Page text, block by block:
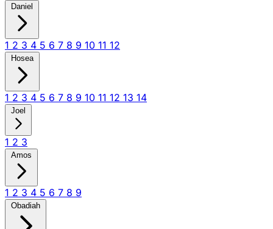
Daniel
1 2 3 4 5 6 7 8 9 10 11 12
Hosea
1 2 3 4 5 6 7 8 9 10 11 12 13 14
Joel
1 2 3
Amos
1 2 3 4 5 6 7 8 9
Obadiah